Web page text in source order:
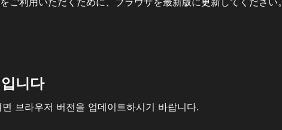
니다
브라우저 버전을 업데이트하시기 바랍니다.